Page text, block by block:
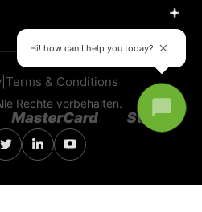
Hi! how can I help you today?
| Terms & Conditions
Rechte vorbehalten.